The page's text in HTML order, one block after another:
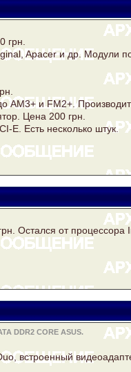
грн.
Apacer и др. Модули
AM3+ и FM2+.
Цена 200 грн.
Есть несколько штук.
Остался от процессора
DDR2 CORE ASUS.
встроенный